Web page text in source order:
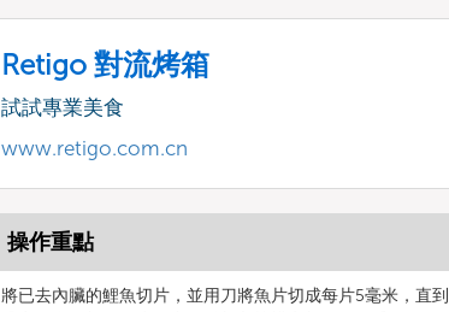
Retigo 對流烤箱
試試專業美食
www.retigo.com.cn
操作重點
將已去內臟的鯉魚切片，並用刀將魚片切成每片5毫米，直